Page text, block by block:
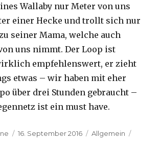
Wallaby nur Meter von uns
einer Hecke und trollt sich nur
seiner Mama, welche auch
uns nimmt. Der Loop ist
empfehlenswert, er zieht
etwas – wir haben mit eher
über drei Stunden gebraucht –
ist ein must have.
Veröffentlicht
16. September 2016 Kategorien
Allgemein